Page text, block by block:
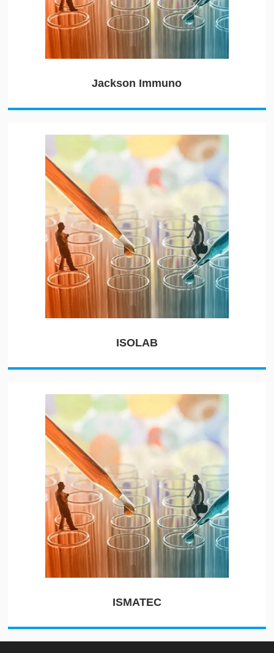
Jackson Immuno
ISOLAB
ISMATEC